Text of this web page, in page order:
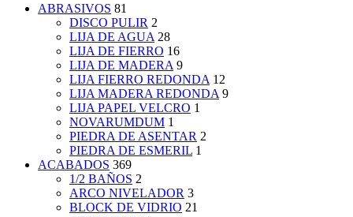
ABRASIVOS 81
DISCO PULIR 2
LIJA DE AGUA 28
LIJA DE FIERRO 16
LIJA DE MADERA 9
LIJA FIERRO REDONDA 12
LIJA MADERA REDONDA 9
LIJA PAPEL VELCRO 1
NOVARUMDUM 1
PIEDRA DE ASENTAR 2
PIEDRA DE ESMERIL 1
ACABADOS 369
1/2 BAÑOS 2
ARCO NIVELADOR 3
BLOCK DE VIDRIO 21